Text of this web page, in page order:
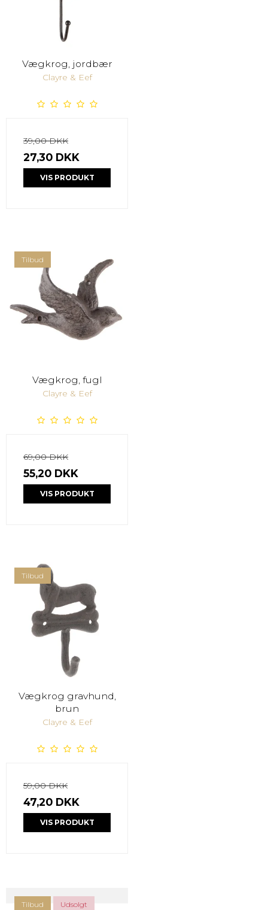
Vægkrog, jordbær
Clayre & Eef
39,00 DKK
27,30 DKK
VIS PRODUKT
Tilbud
Vægkrog, fugl
Clayre & Eef
69,00 DKK
55,20 DKK
VIS PRODUKT
Tilbud
Vægkrog gravhund,
brun
Clayre & Eef
59,00 DKK
47,20 DKK
VIS PRODUKT
Tilbud Udsolgt